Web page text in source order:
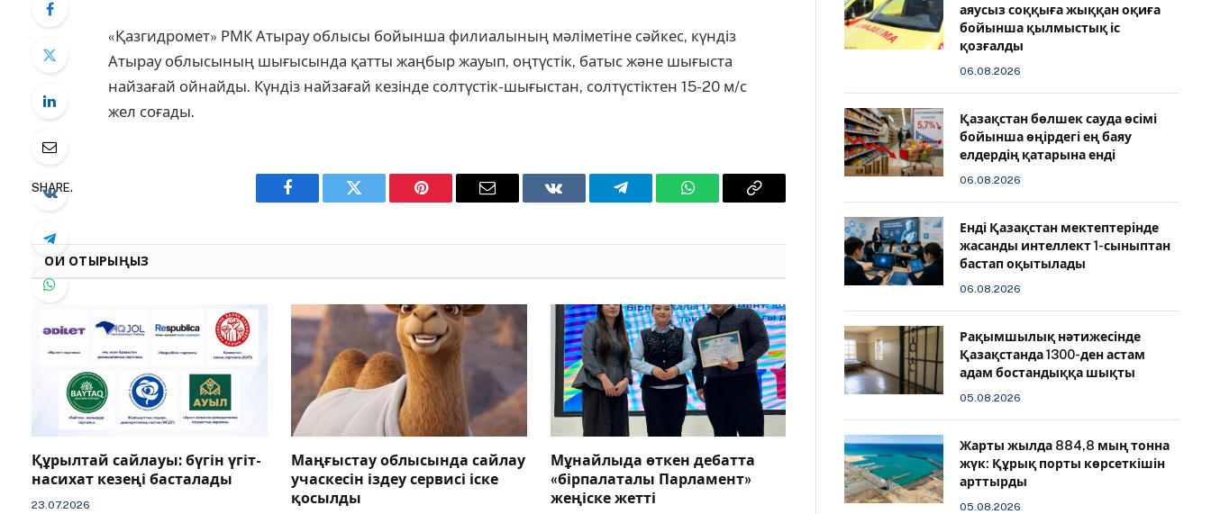
«Қазгидромет» РМК Атырау облысы бойынша филиалының мәліметіне сәйкес, күндіз
Атырау облысының шығысында қатты жаңбыр жауып, оңтүстік, батыс және шығыста
найзағай ойнайды. Күндіз найзағай кезінде солтүстік-шығыстан, солтүстіктен 15-20 м/с
жел соғады.
SHARE.
Facebook Twitter Pinterest Email VKontakteTelegram WhatsAppCopy
ОҚИ ОТЫРЫҢЫЗ
Құрылтай сайлауы: бүгін үгіт-
насихат кезеңі басталады
23.07.2026
Маңғыстау облысында сайлау
учаскесін іздеу сервисі іске
қосылды
Мұнайлыда өткен дебатта
«бірпалаталы Парламент»
жеңіске жетті
аяусыз соққыға жыққан оқиға
бойынша қылмыстық іс
қозғалды
06.08.2026
Қазақстан бөлшек сауда өсімі
бойынша өңірдегі ең баяу
елдердің қатарына енді
06.08.2026
️Енді Қазақстан мектептерінде
жасанды интеллект 1-сыныптан
бастап оқытылады
06.08.2026
Рақымшылық нәтижесінде
Қазақстанда 1300-ден астам
адам бостандыққа шықты
05.08.2026
Жарты жылда 884,8 мың тонна
жүк: Құрық порты көрсеткішін
арттырды
05.08.2026